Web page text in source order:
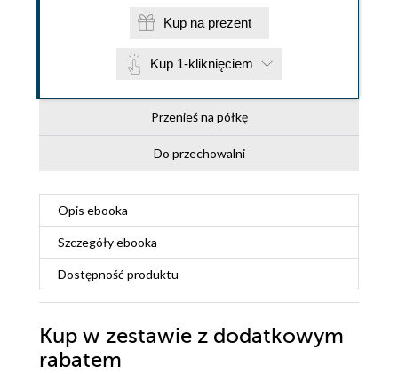
Kup na prezent
Kup 1-kliknięciem
Przenieś na półkę
Do przechowalni
Opis ebooka
Szczegółyebooka
Dostępność produktu
Kup w zestawie z dodatkowym
rabatem